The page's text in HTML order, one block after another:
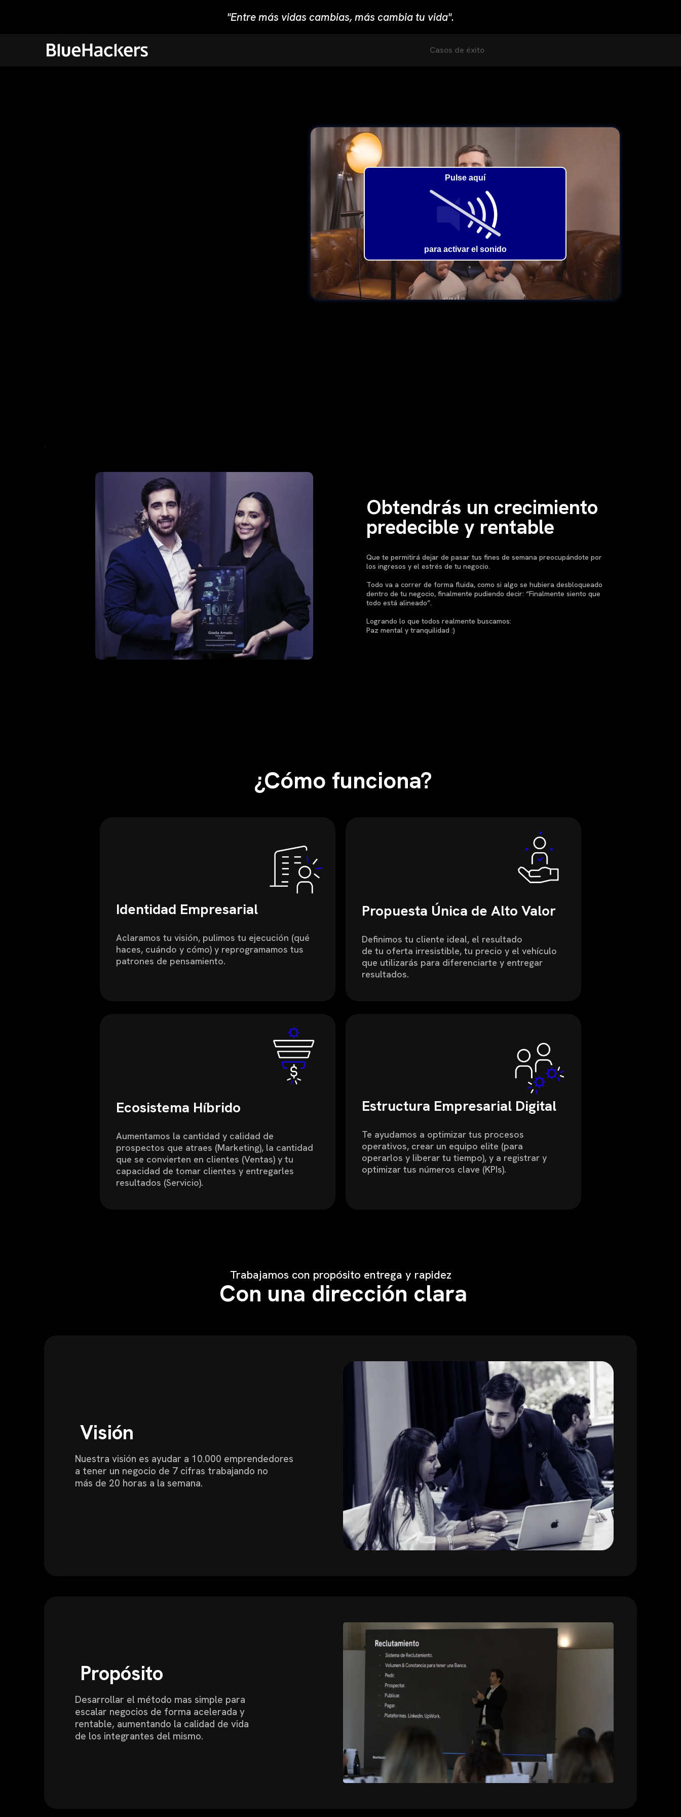
"Entre más vidas cambias, más cambia tu vida".
Casos de éxito
Obtendrás un crecimiento
predecible y rentable
Que te permitirá dejar de pasar tus fines de semana preocupándote por
los ingresos y el estrés de tu negocio.
Todo va a correr de forma fluida, como si algo se hubiera desbloqueado
dentro de tu negocio, finalmente pudiendo decir: “Finalmente siento que
todo está alineado”.
Logrando lo que todos realmente buscamos:
Paz mental y tranquilidad :)
¿Cómo funciona?
Identidad Empresarial
Aclaramos tu visión, pulimos tu ejecución (qué
haces, cuándo y cómo) y reprogramamos tus
patrones de pensamiento.
Propuesta Única de Alto Valor
Definimos tu cliente ideal, el resultado
de tu oferta irresistible, tu precio y el vehículo
que utilizarás para diferenciarte y entregar
resultados.
Ecosistema Híbrido
Aumentamos la cantidad y calidad de
prospectos que atraes (Marketing), la cantidad
que se convierten en clientes (Ventas) y tu
capacidad de tomar clientes y entregarles
resultados (Servicio).
Estructura Empresarial Digital
Te ayudamos a optimizar tus procesos
operativos, crear un equipo elite (para
operarlos y liberar tu tiempo), y a registrar y
optimizar tus números clave (KPIs).
Trabajamos con propósito entrega y rapidez
Con una dirección clara
Visión
Nuestra visión es ayudar a 10.000 emprendedores
a tener un negocio de 7 cifras trabajando no
más de 20 horas a la semana.
Propósito
Desarrollar el método mas simple para
escalar negocios de forma acelerada y
rentable, aumentando la calidad de vida
de los integrantes del mismo.